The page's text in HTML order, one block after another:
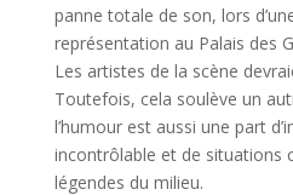
panne totale de son, lors
représentation au Palais des
Les artistes de la scène
Toutefois, cela soulève un
l’humour est aussi une part
incontrôlable et de situations
légendes du milieu.